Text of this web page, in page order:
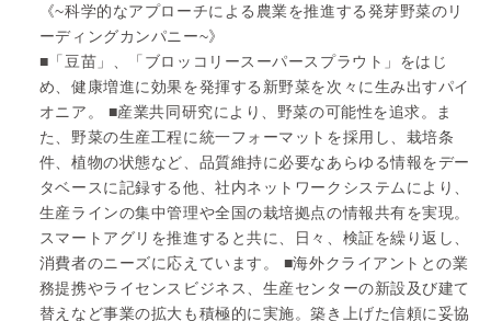
《~科学的なアプローチによる農業を推進する発芽野菜のリ
ーディングカンパニー~》
■「豆苗」、「ブロッコリースーパースプラウト」をはじ
め、健康増進に効果を発揮する新野菜を次々に生み出すパイ
オニア。 ■産業共同研究により、野菜の可能性を追求。ま
た、野菜の生産工程に統一フォーマットを採用し、栽培条
件、植物の状態など、品質維持に必要なあらゆる情報をデー
タベースに記録する他、社内ネットワークシステムにより、
生産ラインの集中管理や全国の栽培拠点の情報共有を実現。
スマートアグリを推進すると共に、日々、検証を繰り返し、
消費者のニーズに応えています。 ■海外クライアントとの業
務提携やライセンスビジネス、生産センターの新設及び建て
替えなど事業の拡大も積極的に実施。築き上げた信頼に妥協